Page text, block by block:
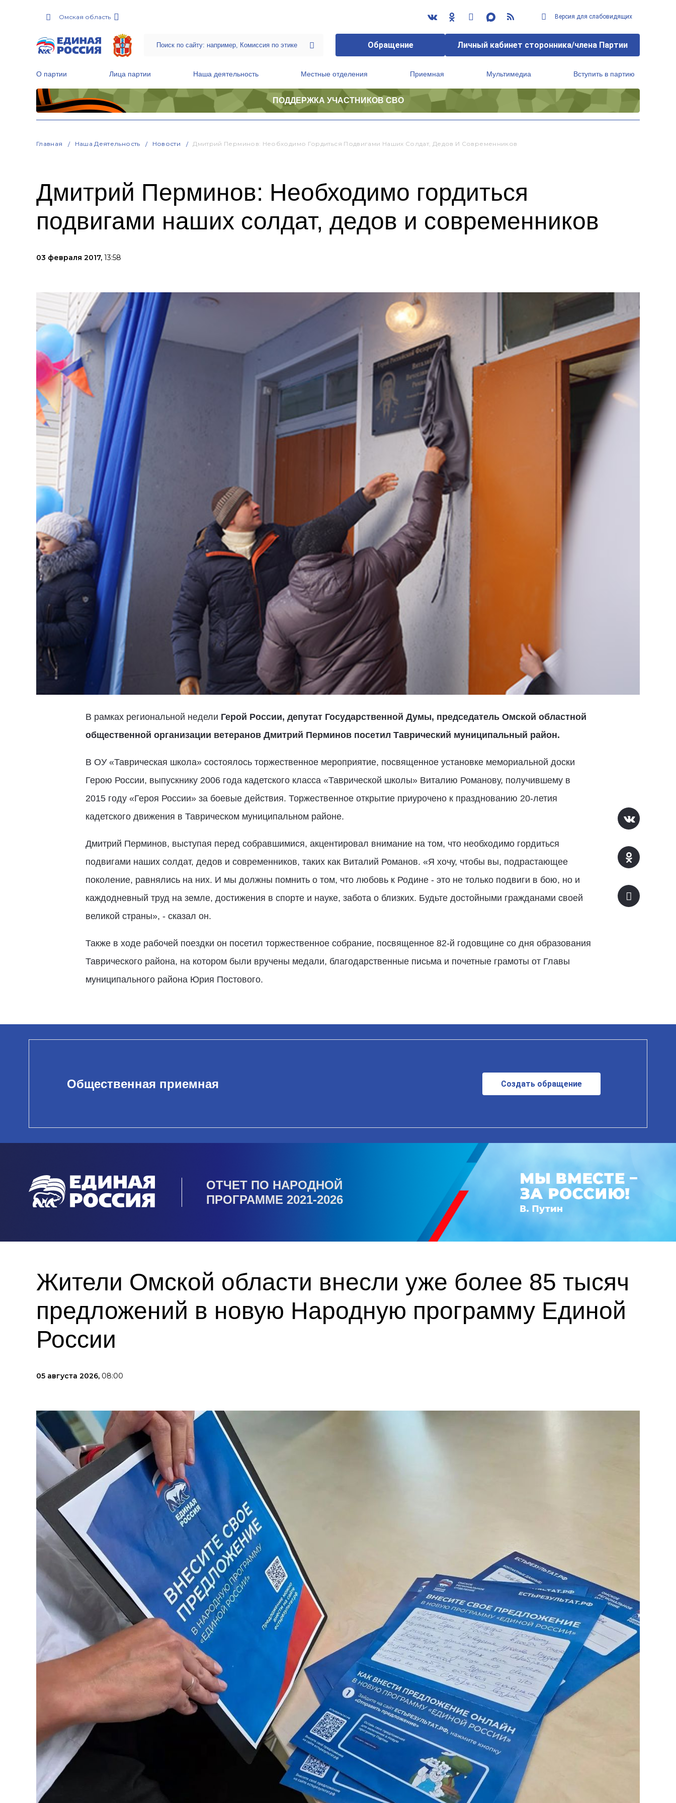
Омская область Версия для слабовидящих
Обращение Личный кабинет сторонника/члена Партии
О партии Лица партии Наша деятельность Местные отделения Приемная Мультимедиа Вступить в партию
ПОДДЕРЖКА УЧАСТНИКОВ СВО
Главная Наша Деятельность Новости Дмитрий Перминов: Необходимо Гордиться Подвигами Наших Солдат, Дедов И Современников
Дмитрий Перминов: Необходимо гордиться
подвигами наших солдат, дедов и современников
03 февраля 2017, 13:58
В рамках региональной недели Герой России, депутат Государственной Думы, председатель Омской областной
общественной организации ветеранов Дмитрий Перминов посетил Таврический муниципальный район.
В ОУ «Таврическая школа» состоялось торжественное мероприятие, посвященное установке мемориальной доски
Герою России, выпускнику 2006 года кадетского класса «Таврической школы» Виталию Романову, получившему в
2015 году «Героя России» за боевые действия. Торжественное открытие приурочено к празднованию 20-летия
кадетского движения в Таврическом муниципальном районе.
Дмитрий Перминов, выступая перед собравшимися, акцентировал внимание на том, что необходимо гордиться
подвигами наших солдат, дедов и современников, таких как Виталий Романов. «Я хочу, чтобы вы, подрастающее
поколение, равнялись на них. И мы должны помнить о том, что любовь к Родине - это не только подвиги в бою, но и
каждодневный труд на земле, достижения в спорте и науке, забота о близких. Будьте достойными гражданами своей
великой страны», - сказал он.
Также в ходе рабочей поездки он посетил торжественное собрание, посвященное 82-й годовщине со дня образования
Таврического района, на котором были вручены медали, благодарственные письма и почетные грамоты от Главы
муниципального района Юрия Постового.
Общественная приемная Создать обращение
ОТЧЕТ ПО НАРОДНОЙ
ПРОГРАММЕ 2021-2026
Жители Омской области внесли уже более 85 тысяч
предложений в новую Народную программу Единой
России
05 августа 2026, 08:00